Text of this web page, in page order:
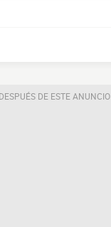
DE ESTE ANUNCIO